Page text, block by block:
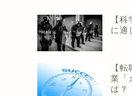
【
に適
【
業「
は？